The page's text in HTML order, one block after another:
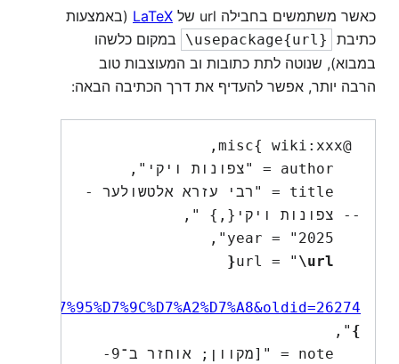
כאשר משתמשים בחבילה url של LaTeX (באמצעות
כתיבת
\usepackage{url}
במקום כלשהו
במבוא), שנוטה לתת כתובות וב המעוצבות טוב
הרבה יותר, אפשר להעדיף את דרך הכתיבה הבאה:
   title = "רבי עזרא אלטשולער -
\url{
}
   note = "[מקוון; אוחזר ב־9-